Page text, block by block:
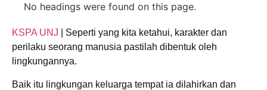
No headings were found on this page.
KSPA UNJ | Seperti yang kita ketahui, karakter dan
perilaku seorang manusia pastilah dibentuk oleh
lingkungannya.
Baik itu lingkungan keluarga tempat ia dilahirkan dan